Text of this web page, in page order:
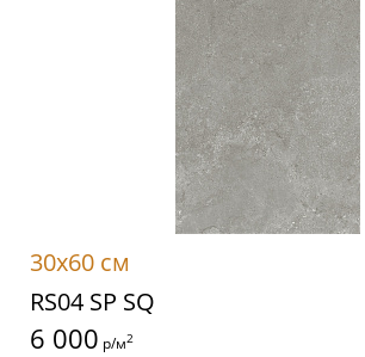
30x60 см
RS04 SP SQ
6 000 р/м2